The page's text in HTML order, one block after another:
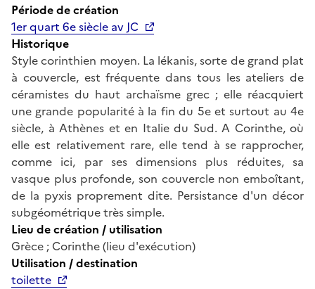
Période de création
1er quart 6e siècle av JC
Historique
Style corinthien moyen. La lékanis, sorte de grand plat
à couvercle, est fréquente dans tous les ateliers de
céramistes du haut archaïsme grec ; elle réacquiert
une grande popularité à la fin du 5e et surtout au 4e
siècle, à Athènes et en Italie du Sud. A Corinthe, où
elle est relativement rare, elle tend à se rapprocher,
comme ici, par ses dimensions plus réduites, sa
vasque plus profonde, son couvercle non emboîtant,
de la pyxis proprement dite. Persistance d'un décor
subgéométrique très simple.
Lieu de création / utilisation
Grèce ; Corinthe (lieu d'exécution)
Utilisation / destination
toilette